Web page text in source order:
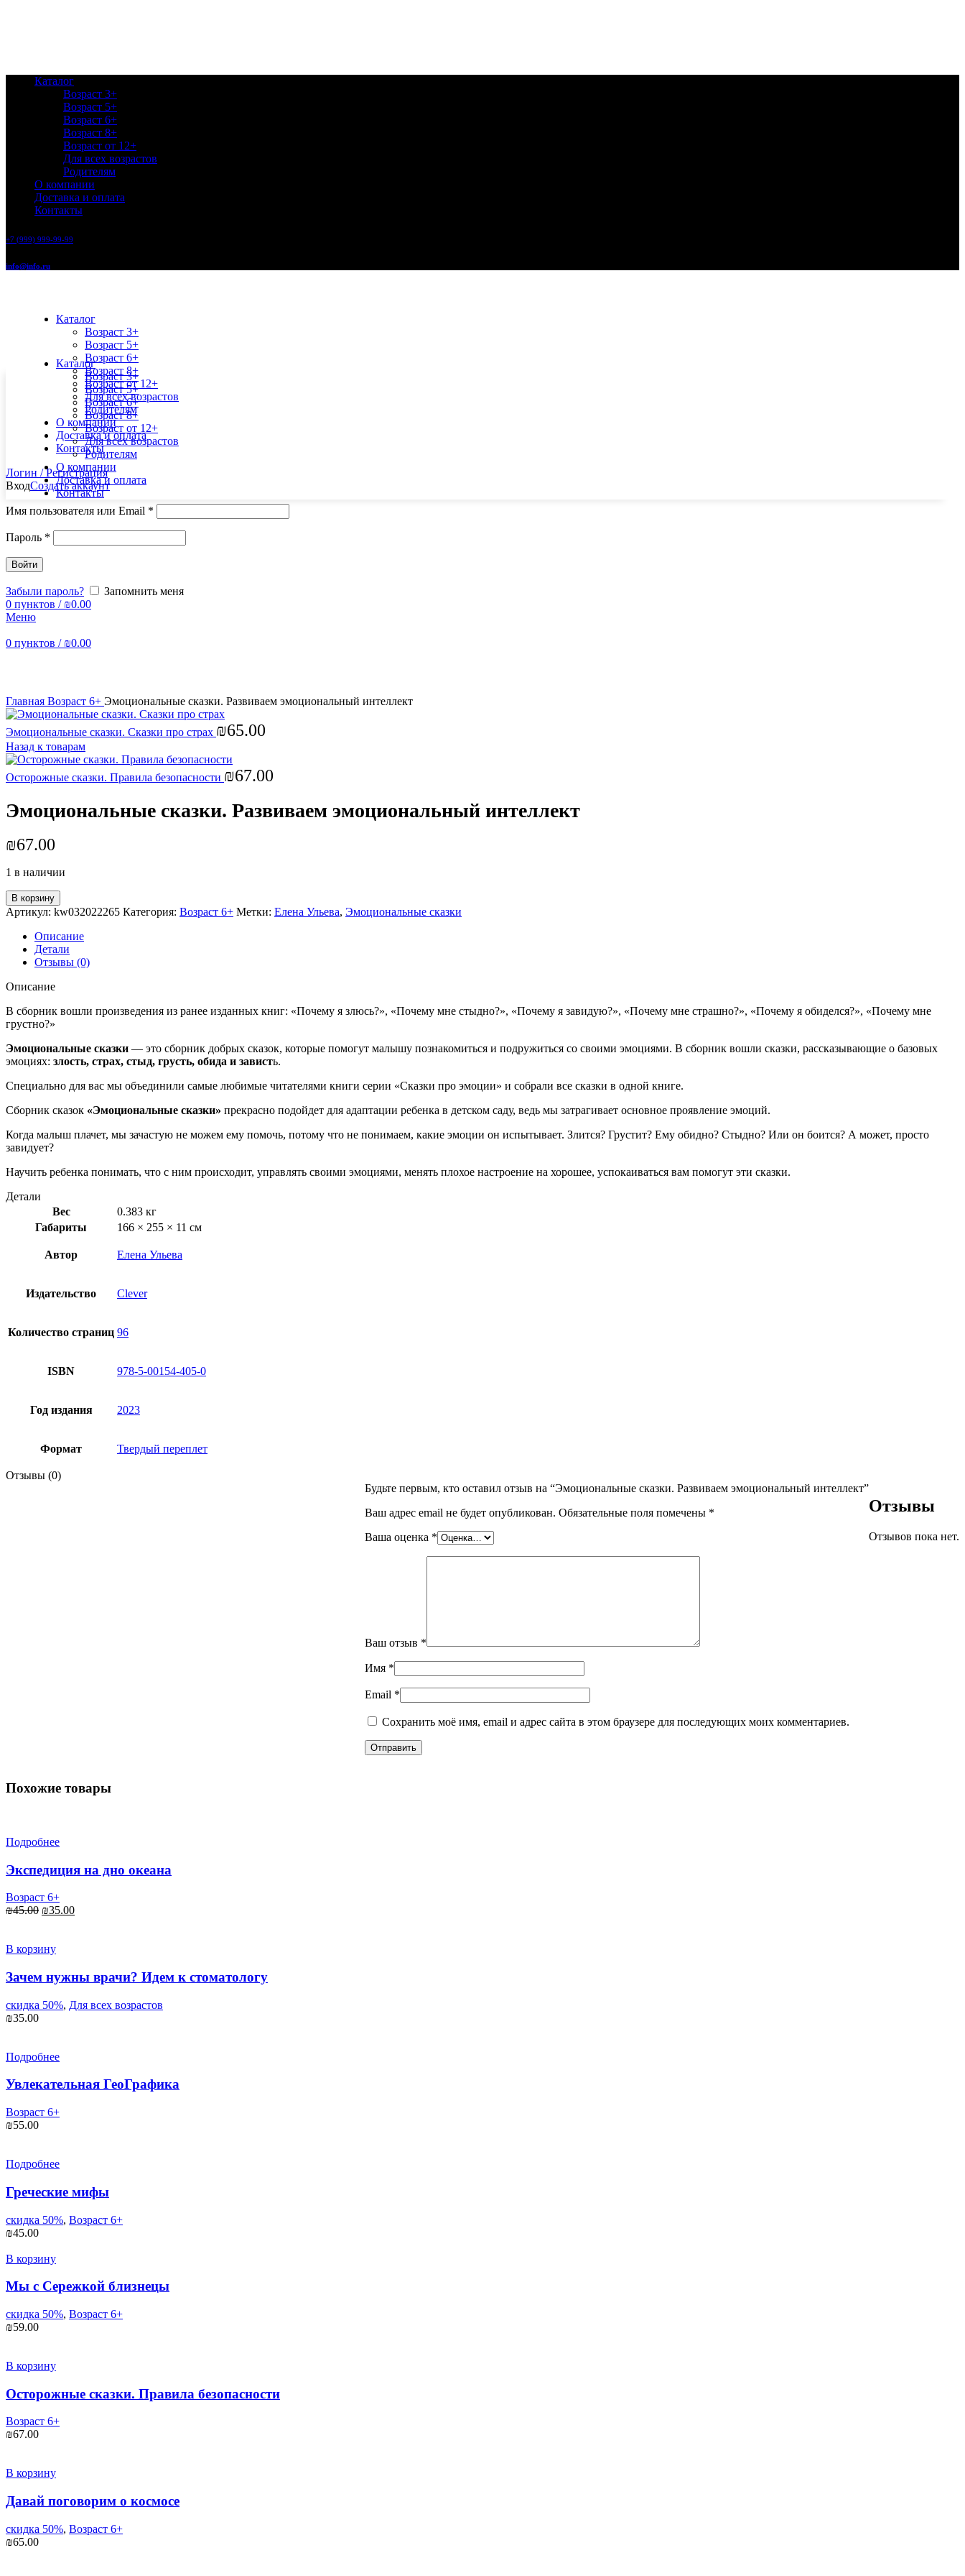
Каталог
Возраст 3+
Возраст 5+
Возраст 6+
Возраст 8+
Возраст от 12+
Для всех возрастов
Родителям
О компании
Доставка и оплата
Контакты
+7 (999) 999-99-99
info@info.ru
Каталог
Возраст 3+
Возраст 5+
Возраст 6+
Возраст 8+
Возраст от 12+
Для всех возрастов
Родителям
О компании
Доставка и оплата
Контакты
Логин / Регистрация
ВходСоздать аккаунт
Имя пользователя или Email *
Пароль *
Войти
Забыли пароль?
Запомнить меня
0 пунктов / ₪0.00
Меню
0 пунктов / ₪0.00
Каталог
Возраст 3+
Возраст 5+
Возраст 6+
Возраст 8+
Возраст от 12+
Для всех возрастов
Родителям
О компании
Доставка и оплата
Контакты
Акция
Главная Возраст 6+ Эмоциональные сказки. Развиваем эмоциональный интеллект
Эмоциональные сказки. Сказки про страх ₪65.00
Назад к товарам
Осторожные сказки. Правила безопасности ₪67.00
Эмоциональные сказки. Развиваем эмоциональный интеллект
₪67.00
1 в наличии
В корзину
Артикул: kw032022265 Категория: Возраст 6+ Метки: Елена Ульева, Эмоциональные сказки
Описание
Детали
Отзывы (0)
Описание
В сборник вошли произведения из ранее изданных книг: «Почему я злюсь?», «Почему мне стыдно?», «Почему я завидую?», «Почему мне страшно?», «Почему я обиделся?», «Почему мне
грустно?»
Эмоциональные сказки — это сборник добрых сказок, которые помогут малышу познакомиться и подружиться со своими эмоциями. В сборник вошли сказки, рассказывающие о базовых
эмоциях: злость, страх, стыд, грусть, обида и зависть.
Специально для вас мы объединили самые любимые читателями книги серии «Сказки про эмоции» и собрали все сказки в одной книге.
Сборник сказок «Эмоциональные сказки» прекрасно подойдет для адаптации ребенка в детском саду, ведь мы затрагивает основное проявление эмоций.
Когда малыш плачет, мы зачастую не можем ему помочь, потому что не понимаем, какие эмоции он испытывает. Злится? Грустит? Ему обидно? Стыдно? Или он боится? А может, просто
завидует?
Научить ребенка понимать, что с ним происходит, управлять своими эмоциями, менять плохое настроение на хорошее, успокаиваться вам помогут эти сказки.
Детали
Вес
0.383 кг
Габариты
166 × 255 × 11 см
Автор Елена Ульева
Издательство Clever
Количество страниц 96
ISBN 978-5-00154-405-0
Год издания 2023
Формат Твердый переплет
Отзывы (0)
Отзывы
Отзывов пока нет.
Будьте первым, кто оставил отзыв на “Эмоциональные сказки. Развиваем эмоциональный интеллект”
Ваш адрес email не будет опубликован. Обязательные поля помечены *
Ваша оценка *
Ваш отзыв *
Имя *
Email *
Сохранить моё имя, email и адрес сайта в этом браузере для последующих моих комментариев.
Похожие товары
Подробнее
Экспедиция на дно океана
Возраст 6+
₪45.00 Первоначальная
₪45.00.
₪35.00Текущая
В корзину
Зачем нужны врачи? Идем к стоматологу
скидка 50%, Для всех возрастов
₪35.00
Подробнее
Увлекательная ГеоГрафика
Возраст 6+
₪55.00
Подробнее
Греческие мифы
скидка 50%, Возраст 6+
₪45.00
В корзину
Мы с Сережкой близнецы
скидка 50%, Возраст 6+
₪59.00
В корзину
Осторожные сказки. Правила безопасности
Возраст 6+
₪67.00
В корзину
Давай поговорим о космосе
скидка 50%, Возраст 6+
₪65.00